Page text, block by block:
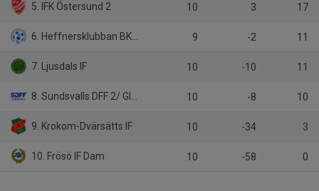
5. IFK Östersund 2 10 3 17
6. Heffnersklubban BK 2 9 -2 11
7. Ljusdals IF 10 -10 11
8. Sundsvalls DFF 2/ GIF Sundsvall 10 -8 10
9. Krokom-Dvärsätts IF 10 -34 3
10. Frösö IF Dam 10 -58 0